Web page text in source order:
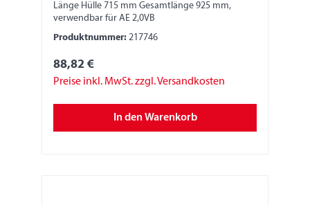
Länge Hülle 715 mm Gesamtlänge 925 mm,
verwendbar für AE 2,0VB
Produktnummer: 217746
88,82 €
Preise inkl. MwSt. zzgl. Versandkosten
In den Warenkorb